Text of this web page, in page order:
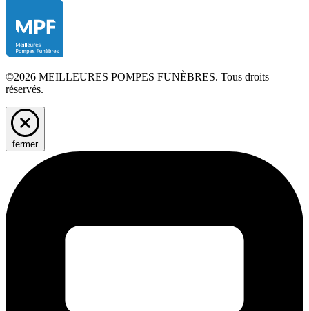
©2026 MEILLEURES POMPES FUNÈBRES. Tous droits
réservés.
fermer